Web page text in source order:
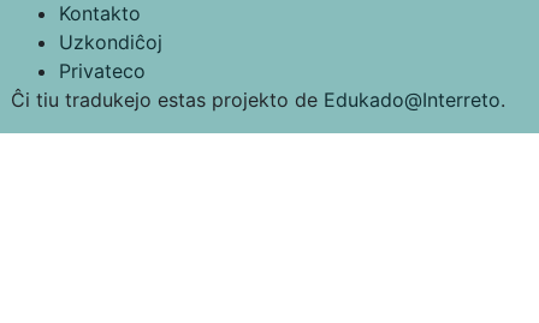
Kontakto
Uzkondiĉoj
Privateco
Ĉi tiu tradukejo estas projekto de Edukado@Interreto.